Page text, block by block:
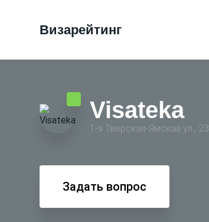
Визарейтинг
Visateka
1-я Тверская-Ямская ул.,
Задать вопрос